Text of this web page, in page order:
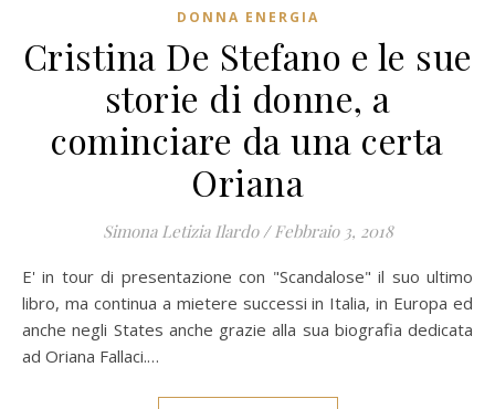
DONNA ENERGIA
Cristina De Stefano e le sue
storie di donne, a
cominciare da una certa
Oriana
Simona Letizia Ilardo / Febbraio 3, 2018
E' in tour di presentazione con "Scandalose" il suo ultimo
libro, ma continua a mietere successi in Italia, in Europa ed
anche negli States anche grazie alla sua biografia dedicata
ad Oriana Fallaci.…